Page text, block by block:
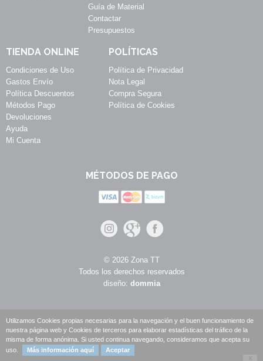
Guía de Material
Contactar
Presupuestos
TIENDA ONLINE
Condiciones de Uso
Gastos Envío
Política Descuentos
Métodos Pago
Devoluciones
Ayuda
Mi Cuenta
POLÍTICAS
Política de Privacidad
Nota Legal
Compra Segura
Política de Cookies
MÉTODOS DE PAGO
© 2026 Zona TT
Todos los derechos reservados
diseño: dommia
Utilizamos Cookies propias necesarias para la navegación y el buen funcionamiento de
nuestra página web y Cookies de terceros para elaborar estadísticas del tráfico de la
misma de forma anónima. Si usted continua navegando, consideramos que acepta su
uso.
Más información aquí Aceptar